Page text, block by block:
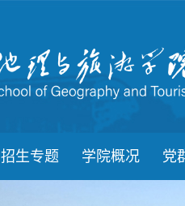
招生专题 学院概况 党